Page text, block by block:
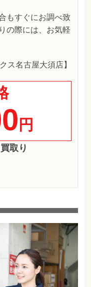
もすぐにお調べ致
の際には、お気軽
ス名古屋大須店】
円
取り